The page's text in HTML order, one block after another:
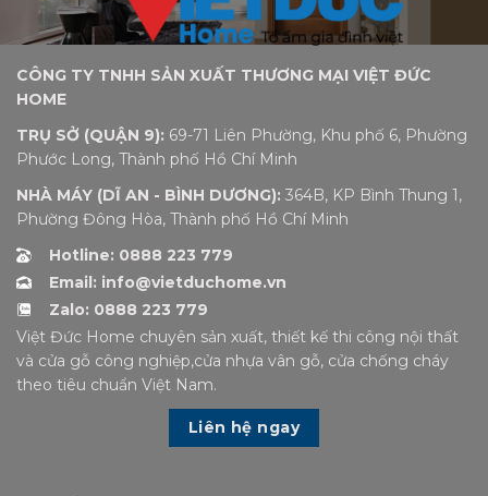
CÔNG TY TNHH SẢN XUẤT THƯƠNG MẠI VIỆT ĐỨC
HOME
TRỤ SỞ (QUẬN 9): 69-71 Liên Phường, Khu phố 6, Phường
Phước Long, Thành phố Hồ Chí Minh
NHÀ MÁY (DĨ AN - BÌNH DƯƠNG): 364B, KP Bình Thung 1,
Phường Đông Hòa, Thành phố Hồ Chí Minh
Hotline: 0888 223 779
Email: info@vietduchome.vn
Zalo: 0888 223 779
Việt Đức Home chuyên sản xuất, thiết kế thi công nội thất
và cửa gỗ công nghiệp,cửa nhựa vân gỗ, cửa chống cháy
theo tiêu chuẩn Việt Nam.
Liên hệ ngay